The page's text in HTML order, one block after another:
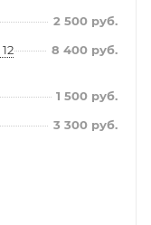
2 500 руб.
8 400 руб.
1 500 руб.
3 300 руб.